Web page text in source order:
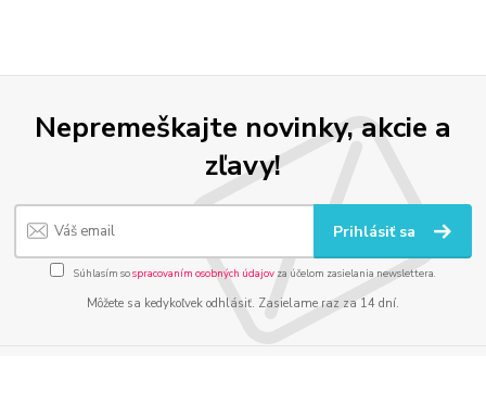
Nepremeškajte novinky, akcie a
zľavy!
Prihlásiť sa
Súhlasím sospracovaním osobných údajov za účelom zasielania newslettera.
Môžete sa kedykoľvek odhlásiť. Zasielame raz za 14 dní.